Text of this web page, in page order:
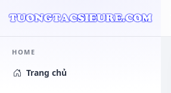
HOME
Trang chủ